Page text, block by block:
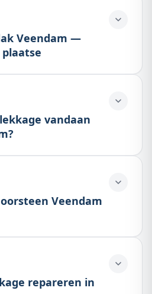
Veendam —
vandaan
Veendam
repareren in